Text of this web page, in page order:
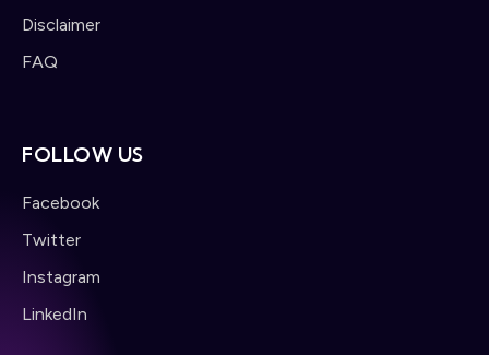
Disclaimer
FAQ
FOLLOW US
Facebook
Twitter
Instagram
LinkedIn